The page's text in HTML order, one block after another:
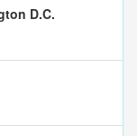
D.C.